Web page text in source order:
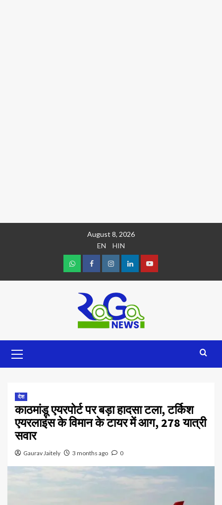
August 8, 2026
EN
HIN
देश
काठमांडू एयरपोर्ट पर बड़ा हादसा टला, टर्किश
एयरलाइंस के विमान के टायर में आग, 278 यात्री
सवार
Gaurav Jaitely 3 months ago 0